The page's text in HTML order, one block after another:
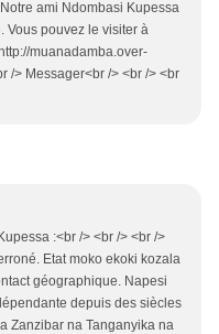
ami Ndombasi Kupessa
Vous pouvez le visiter à
muanadamba.over-
/> Messager<br /> <br /> <br
:<br /> <br /> <br />
Etat moko ekoki kozala
géographique. Napesi
depuis des siècles
Zanzibar na Tanganyika na